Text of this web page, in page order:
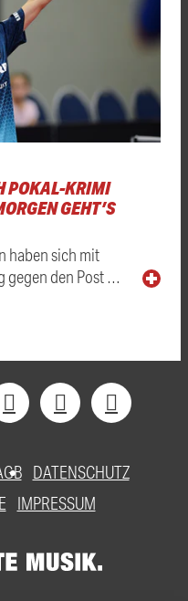
POKAL-KRIMI
GEHT’S
haben sich mit
gegen den Post …
DATENSCHUTZ
IMPRESSUM